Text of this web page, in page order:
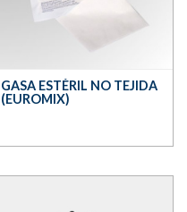
GASA ESTÉRIL NO TEJIDA
(EUROMIX)